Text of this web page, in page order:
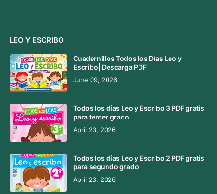
LEO Y ESCRIBO
Cuadernillos Todos los Días Leo y
Escribo| Descarga PDF
June 09, 2026
Todos los días Leo y Escribo 3 PDF gratis
para tercer grado
April 23, 2026
Todos los días Leo y Escribo 2 PDF gratis
para segundo grado
April 23, 2026